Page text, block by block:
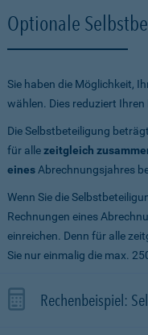
Optionale
Sie haben die Möglichkeit,
wählen. Dies reduziert Ihren
Die Selbstbeteiligung
für allezeitgleich
eines Abrechnungsjahres
Wenn Sie die
Rechnungen eines
einreichen. Denn für alle
Sie nur einmalig die max.
Rechenbeispiel: